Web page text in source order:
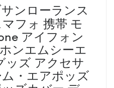
ンローランス
フォ 携帯 モ
アイフォン
ンエムシーエ
ッズ アクセサ
・エアポッズ